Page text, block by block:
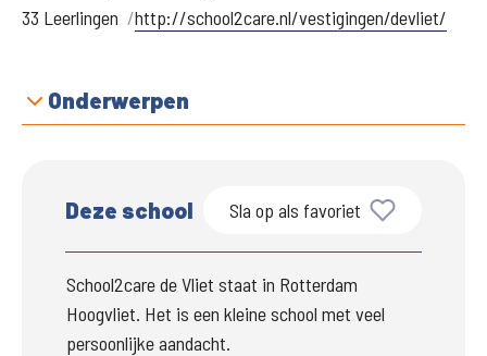
33 Leerlingen
http://school2care.nl/vestigingen/devliet/
Onderwerpen
Deze school Sla op als favoriet
School2care de Vliet staat in Rotterdam
Hoogvliet. Het is een kleine school met veel
persoonlijke aandacht.